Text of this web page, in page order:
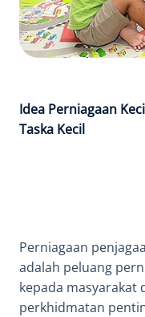
Idea Perniagaan
Taska Kecil
Perniagaan
adalah peluang
kepada masyarakat
perkhidmatan